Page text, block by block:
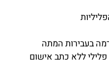
בעבירות המתה
ללא כתב אישום